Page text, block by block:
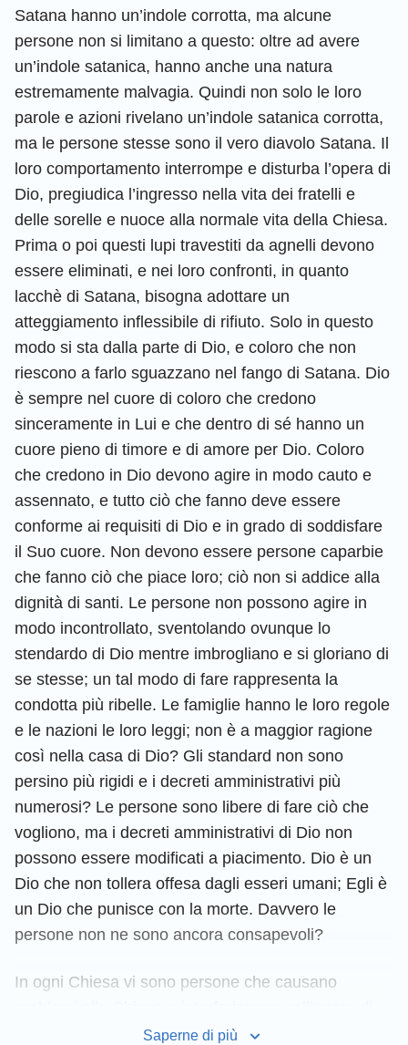
Satana hanno un’indole corrotta, ma alcune
persone non si limitano a questo: oltre ad avere
un’indole satanica, hanno anche una natura
estremamente malvagia. Quindi non solo le loro
parole e azioni rivelano un’indole satanica corrotta,
ma le persone stesse sono il vero diavolo Satana. Il
loro comportamento interrompe e disturba l’opera di
Dio, pregiudica l’ingresso nella vita dei fratelli e
delle sorelle e nuoce alla normale vita della Chiesa.
Prima o poi questi lupi travestiti da agnelli devono
essere eliminati, e nei loro confronti, in quanto
lacchè di Satana, bisogna adottare un
atteggiamento inflessibile di rifiuto. Solo in questo
modo si sta dalla parte di Dio, e coloro che non
riescono a farlo sguazzano nel fango di Satana. Dio
è sempre nel cuore di coloro che credono
sinceramente in Lui e che dentro di sé hanno un
cuore pieno di timore e di amore per Dio. Coloro
che credono in Dio devono agire in modo cauto e
assennato, e tutto ciò che fanno deve essere
conforme ai requisiti di Dio e in grado di soddisfare
il Suo cuore. Non devono essere persone caparbie
che fanno ciò che piace loro; ciò non si addice alla
dignità di santi. Le persone non possono agire in
modo incontrollato, sventolando ovunque lo
stendardo di Dio mentre imbrogliano e si gloriano di
se stesse; un tal modo di fare rappresenta la
condotta più ribelle. Le famiglie hanno le loro regole
e le nazioni le loro leggi; non è a maggior ragione
così nella casa di Dio? Gli standard non sono
persino più rigidi e i decreti amministrativi più
numerosi? Le persone sono libere di fare ciò che
vogliono, ma i decreti amministrativi di Dio non
possono essere modificati a piacimento. Dio è un
Dio che non tollera offesa dagli esseri umani; Egli è
un Dio che punisce con la morte. Davvero le
persone non ne sono ancora consapevoli?
In ogni Chiesa vi sono persone che causano
Dio. Costoro sono tutti Satana che si sono infiltrati
Saperne di più